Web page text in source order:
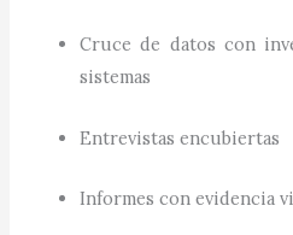
Cruce de datos con
sistemas
Entrevistas encubiertas
Informes con evidencia